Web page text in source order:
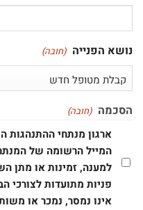
נושא הפנייה (חובה)
הסכמה (חובה)
ארגון מנתחי ההתנהגות
המייל הרשומה של
למענה, זמינות או מתן
פניות מתועדות לצורכי
אינו נמסר, נמכר או